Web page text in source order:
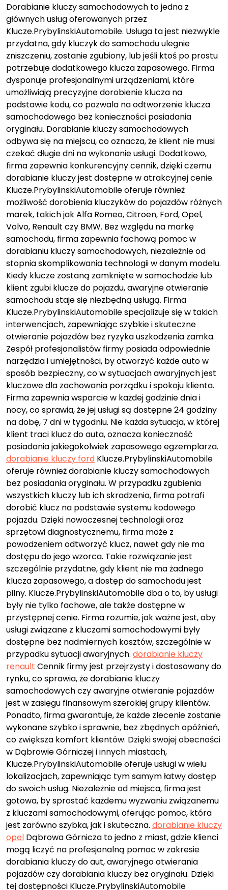
Dorabianie kluczy samochodowych to jedna z
głównych usług oferowanych przez
Klucze.PrybylinskiAutomobile. Usługa ta jest niezwykle
przydatna, gdy kluczyk do samochodu ulegnie
zniszczeniu, zostanie zgubiony, lub jeśli ktoś po prostu
potrzebuje dodatkowego klucza zapasowego. Firma
dysponuje profesjonalnymi urządzeniami, które
umożliwiają precyzyjne dorobienie klucza na
podstawie kodu, co pozwala na odtworzenie klucza
samochodowego bez konieczności posiadania
oryginału. Dorabianie kluczy samochodowych
odbywa się na miejscu, co oznacza, że klient nie musi
czekać długie dni na wykonanie usługi. Dodatkowo,
firma zapewnia konkurencyjny cennik, dzięki czemu
dorabianie kluczy jest dostępne w atrakcyjnej cenie.
Klucze.PrybylinskiAutomobile oferuje również
możliwość dorobienia kluczyków do pojazdów różnych
marek, takich jak Alfa Romeo, Citroen, Ford, Opel,
Volvo, Renault czy BMW. Bez względu na markę
samochodu, firma zapewnia fachową pomoc w
dorabianiu kluczy samochodowych, niezależnie od
stopnia skomplikowania technologii w danym modelu.
Kiedy klucze zostaną zamknięte w samochodzie lub
klient zgubi klucze do pojazdu, awaryjne otwieranie
samochodu staje się niezbędną usługą. Firma
Klucze.PrybylinskiAutomobile specjalizuje się w takich
interwencjach, zapewniając szybkie i skuteczne
otwieranie pojazdów bez ryzyka uszkodzenia zamka.
Zespół profesjonalistów firmy posiada odpowiednie
narzędzia i umiejętności, by otworzyć każde auto w
sposób bezpieczny, co w sytuacjach awaryjnych jest
kluczowe dla zachowania porządku i spokoju klienta.
Firma zapewnia wsparcie w każdej godzinie dnia i
nocy, co sprawia, że jej usługi są dostępne 24 godziny
na dobę, 7 dni w tygodniu. Nie każda sytuacja, w której
klient traci klucz do auta, oznacza konieczność
posiadania jakiegokolwiek zapasowego egzemplarza.
dorabianie kluczy ford Klucze.PrybylinskiAutomobile
oferuje również dorabianie kluczy samochodowych
bez posiadania oryginału. W przypadku zgubienia
wszystkich kluczy lub ich skradzenia, firma potrafi
dorobić klucz na podstawie systemu kodowego
pojazdu. Dzięki nowoczesnej technologii oraz
sprzętowi diagnostycznemu, firma może z
powodzeniem odtworzyć klucz, nawet gdy nie ma
dostępu do jego wzorca. Takie rozwiązanie jest
szczególnie przydatne, gdy klient nie ma żadnego
klucza zapasowego, a dostęp do samochodu jest
pilny. Klucze.PrybylinskiAutomobile dba o to, by usługi
były nie tylko fachowe, ale także dostępne w
przystępnej cenie. Firma rozumie, jak ważne jest, aby
usługi związane z kluczami samochodowymi były
dostępne bez nadmiernych kosztów, szczególnie w
przypadku sytuacji awaryjnych. dorabianie kluczy
renault Cennik firmy jest przejrzysty i dostosowany do
rynku, co sprawia, że dorabianie kluczy
samochodowych czy awaryjne otwieranie pojazdów
jest w zasięgu finansowym szerokiej grupy klientów.
Ponadto, firma gwarantuje, że każde zlecenie zostanie
wykonane szybko i sprawnie, bez zbędnych opóźnień,
co zwiększa komfort klientów. Dzięki swojej obecności
w Dąbrowie Górniczej i innych miastach,
Klucze.PrybylinskiAutomobile oferuje usługi w wielu
lokalizacjach, zapewniając tym samym łatwy dostęp
do swoich usług. Niezależnie od miejsca, firma jest
gotowa, by sprostać każdemu wyzwaniu związanemu
z kluczami samochodowymi, oferując pomoc, która
jest zarówno szybka, jak i skuteczna. dorabianie kluczy
opel Dąbrowa Górnicza to jedno z miast, gdzie klienci
mogą liczyć na profesjonalną pomoc w zakresie
dorabiania kluczy do aut, awaryjnego otwierania
pojazdów czy dorabiania kluczy bez oryginału. Dzięki
tej dostępności Klucze.PrybylinskiAutomobile